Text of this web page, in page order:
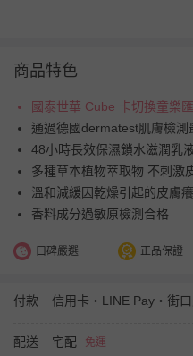
商品特色
國泰世華 Cube 卡切換童樂
通過德國dermatest肌膚檢測
48小時長效保濕鎖水滋潤乳
多種草本植物萃取物 不刺激
溫和減緩因乾燥引起的皮膚癢
香料成分過敏原檢測合格
口碑嚴選 正品保證
付款
配送 宅配 免運